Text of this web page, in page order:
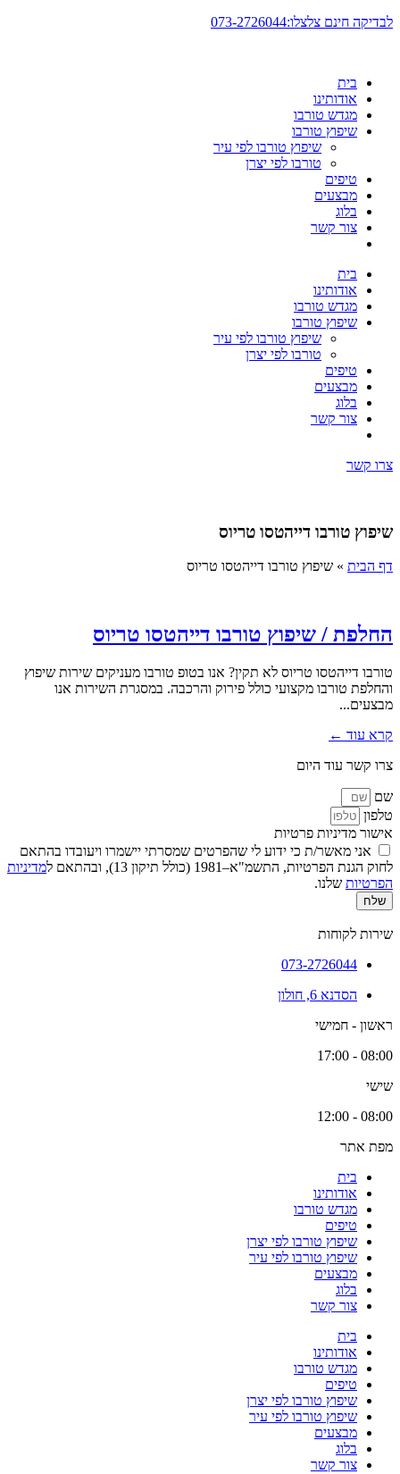
דלג
לבדיקה חינם צלצלו:073-2726044
בית
אודותינו
מגדש טורבו
שיפוץ טורבו
שיפוץ טורבו לפי עיר
טורבו לפי יצרן
טיפים
מבצעים
בלוג
צור קשר
בית
אודותינו
מגדש טורבו
שיפוץ טורבו
שיפוץ טורבו לפי עיר
טורבו לפי יצרן
טיפים
מבצעים
בלוג
צור קשר
צרו קשר
שיפוץ טורבו דייהטסו טריוס
דף הבית » שיפוץ טורבו דייהטסו טריוס
החלפת / שיפוץ טורבו דייהטסו טריוס
טורבו דייהטסו טריוס לא תקין? אנו בטופ טורבו מעניקים שירות שיפוץ
והחלפת טורבו מקצועי כולל פירוק והרכבה. במסגרת השירות אנו
מבצעים...
קרא עוד ←
צרו קשר עוד היום
שם
טלפון
אישור מדיניות פרטיות
אני מאשר/ת כי ידוע לי שהפרטים שמסרתי יישמרו ויעובדו בהתאם
לחוק הגנת הפרטיות, התשמ"א–1981 (כולל תיקון 13), ובהתאם ל
מדיניות
הפרטיות שלנו.
שלח
שירות לקוחות
073-2726044
הסדנא 6, חולון
ראשון - חמישי
08:00 - 17:00
שישי
08:00 - 12:00
מפת אתר
בית
אודותינו
מגדש טורבו
טיפים
שיפוץ טורבו לפי יצרן
שיפוץ טורבו לפי עיר
מבצעים
בלוג
צור קשר
בית
אודותינו
מגדש טורבו
טיפים
שיפוץ טורבו לפי יצרן
שיפוץ טורבו לפי עיר
מבצעים
בלוג
צור קשר